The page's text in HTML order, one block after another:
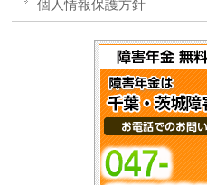
個人情報保護方針